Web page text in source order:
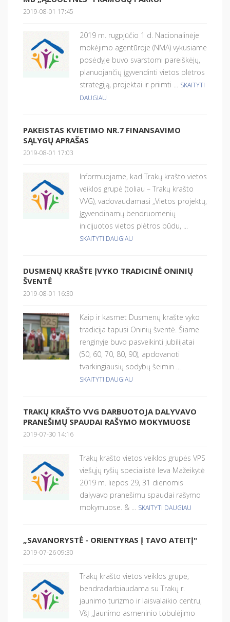
2019-08-01 17:45
2019 m. rugpjūčio 1 d. Nacionalinėje
mokėjimo agentūroje (NMA) vykusiame
posėdyje buvo svarstomi pareiškėjų,
planuojančių įgyvendinti vietos plėtros
strategiją, projektai ir priimti ... SKAITYTI
DAUGIAU
PAKEISTAS KVIETIMO NR.7 FINANSAVIMO
SĄLYGŲ APRAŠAS
2019-08-01 17:03
Informuojame, kad Trakų krašto vietos
veiklos grupė (toliau – Trakų krašto
VVG), vadovaudamasi „Vietos projektų,
įgyvendinamų bendruomenių
inicijuotos vietos plėtros būdu, ...
SKAITYTI DAUGIAU
DUSMENŲ KRAŠTE ĮVYKO TRADICINĖ ONINIŲ
ŠVENTĖ
2019-08-01 16:30
Kaip ir kasmet Dusmenų krašte vyko
tradicija tapusi Oninių šventė. Šiame
renginyje buvo pasveikinti jubilijatai
(50, 60, 70, 80, 90), apdovanoti
tvarkingiausių sodybų šeimin ...
SKAITYTI DAUGIAU
TRAKŲ KRAŠTO VVG DARBUOTOJA DALYVAVO
PRANEŠIMŲ SPAUDAI RAŠYMO MOKYMUOSE
2019-07-30 14:16
Trakų krašto vietos veiklos grupės VPS
viešųjų ryšių specialistė Ieva Mažeikytė
2019 m. liepos 29, 31 dienomis
dalyvavo pranešimų spaudai rašymo
mokymuose. & ... SKAITYTI DAUGIAU
„SAVANORYSTĖ - ORIENTYRAS Į TAVO ATEITĮ"
2019-07-26 09:30
Trakų krašto vietos veiklos grupė,
bendradarbiaudama su Trakų r.
jaunimo turizmo ir laisvalaikio centru,
VšĮ „Jaunimo asmeninio tobulėjimo